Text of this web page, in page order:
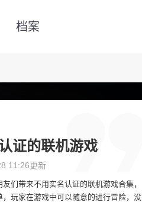
档案
证的联机游戏
11:26更新
们带来不用实名认证的联机游戏合集，
，玩家在游戏中可以随意的进行冒险，没